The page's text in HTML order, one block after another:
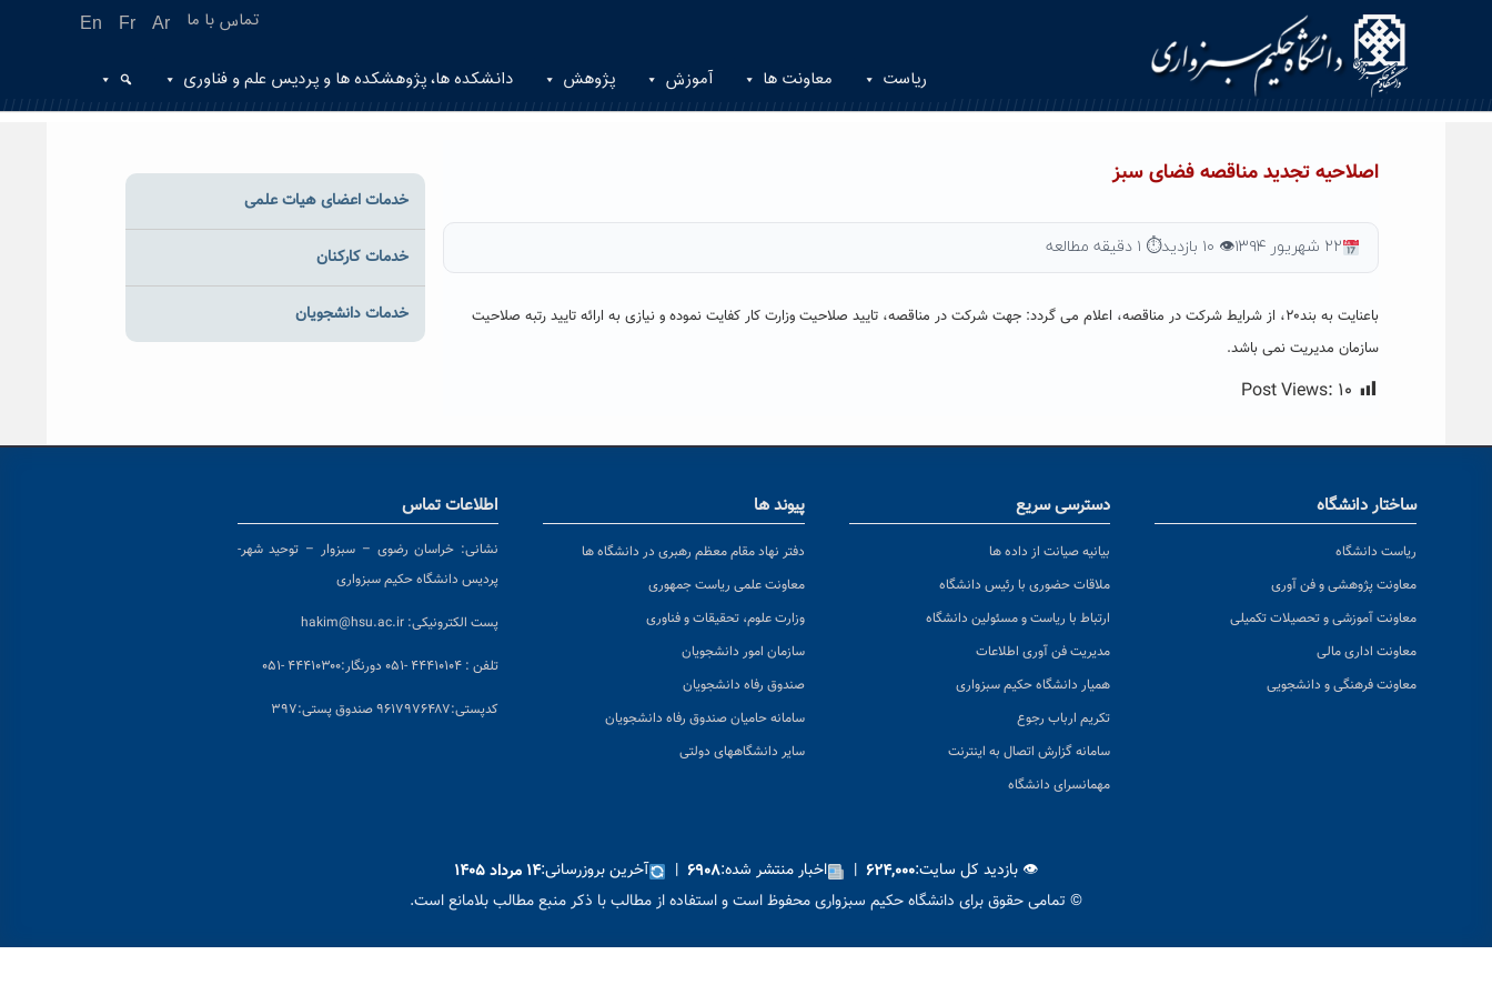
En Fr Ar تماس با ما
ریاست معاونت ها آموزش پژوهش دانشکده ها، پژوهشکده ها و پردیس علم و فناوری
اصلاحیه تجدید مناقصه فضای سبز
۲۲ شهریور ۱۳۹۴ 👁 ۱۰ بازدید ⏱ ۱ دقیقه مطالعه
باعنایت به بند۲۰، از شرایط شرکت در مناقصه، اعلام می گردد: جهت شرکت در مناقصه، تایید صلاحیت وزارت کار کفایت نموده و نیازی به ارائه تایید رتبه صلاحیت
سازمان مدیریت نمی باشد.
Post Views: ۱۰
خدمات اعضای هیات علمی
خدمات کارکنان
خدمات دانشجویان
ساختار دانشگاه
ریاست دانشگاه
معاونت پژوهشی و فن آوری
معاونت آموزشی و تحصیلات تکمیلی
معاونت اداری مالی
معاونت فرهنگی و دانشجویی
دسترسی سریع
بیانیه صیانت از داده ها
ملاقات حضوری با رئیس دانشگاه
ارتباط با ریاست و مسئولین دانشگاه
مدیریت فن آوری اطلاعات
همیار دانشگاه حکیم سبزواری
تکریم ارباب رجوع
سامانه گزارش اتصال به اینترنت
مهمانسرای دانشگاه
پیوند ها
دفتر نهاد مقام معظم رهبری در دانشگاه ها
معاونت علمی ریاست جمهوری
وزارت علوم، تحقیقات و فناوری
سازمان امور دانشجویان
صندوق رفاه دانشجویان
سامانه حامیان صندوق رفاه دانشجویان
سایر دانشگاههای دولتی
اطلاعات تماس
نشانی: خراسان رضوی – سبزوار – توحید شهر-
پردیس دانشگاه حکیم سبزواری
پست الکترونیکی: hakim@hsu.ac.ir
تلفن : ۴۴۴۱۰۱۰۴ -۰۵۱ دورنگار:۴۴۴۱۰۳۰۰ -۰۵۱
کدپستی:۹۶۱۷۹۷۶۴۸۷ صندوق پستی:۳۹۷
👁 بازدید کل سایت:۶۲۴,۰۰۰ | اخبار منتشر شده:۶۹۰۸ | آخرین بروزرسانی:۱۴ مرداد ۱۴۰۵
© تمامی حقوق برای دانشگاه حکیم سبزواری محفوظ است و استفاده از مطالب با ذکر منبع مطالب بلامانع است.